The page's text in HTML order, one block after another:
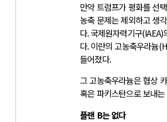
만약 트럼프가 평화를 선
농축 문제는 제외하고 생
다.국제원자력기구(IAEA)
다.이란의 고농축우라늄
들어졌다.
그 고농축우라늄은 협상
혹은 파키스탄으로 보내
플랜 B는 없다